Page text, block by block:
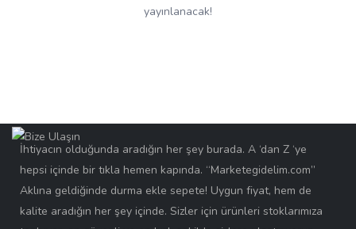
yayınlanacak!
İhtiyacın olduğunda aradığın her şey burada. A ‘dan Z ‘ye
hepsi içinde bir tıkla hemen kapında. “Marketegidelim.com”
Aklına geldiğinde durma ekle sepete! Uygun fiyat, hem de
kalite aradığın her şey içinde. Sizler için ürünleri stoklarımıza